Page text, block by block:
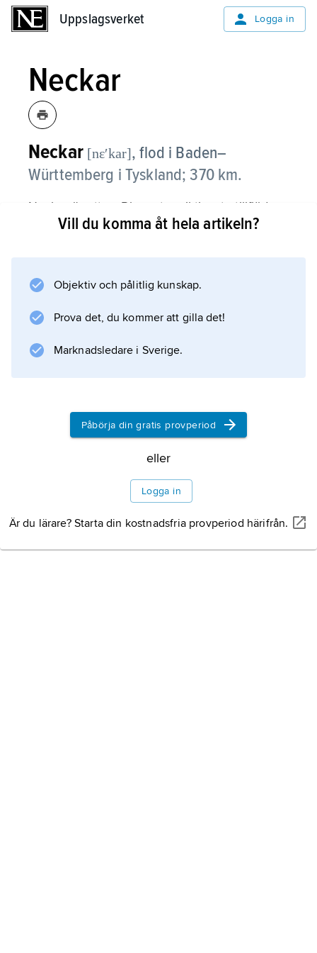
Uppslagsverket Logga in
Neckar
Neckar [nɛʹkar],flod i Baden–
Württemberg i Tyskland; 370 km.
Neckar är ett av Rhens tre viktigaste tillflöden.
Den flyter från Schwarzwalds östra sluttning
där 13 958 km
och medelvattenföringen 40 m
/s. De största tillflödena är Enz och Kocher.
Vill du komma åt hela artikeln?
Objektiv och pålitlig kunskap.
Prova det, du kommer att gilla det!
Marknadsledare i Sverige.
Påbörja din gratis provperiod
eller
Logga in
Är du lärare? Starta din kostnadsfria provperiod härifrån.